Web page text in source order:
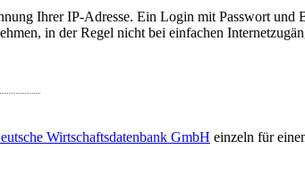
Ihrer IP-Adresse. Ein Login mit Passwort und
in der Regel nicht bei einfachen
Wirtschaftsdatenbank GmbH einzeln für